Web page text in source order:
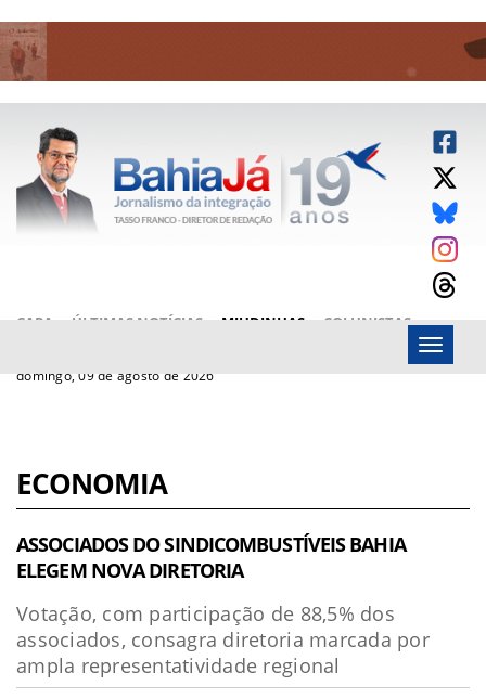
CAPA ÚLTIMAS NOTÍCIAS MIUDINHAS
COLUNISTAS
domingo, 09 de agosto de 2026
Menu
ECONOMIA
ASSOCIADOS DO SINDICOMBUSTÍVEIS BAHIA
ELEGEM NOVA DIRETORIA
Votação, com participação de 88,5% dos
associados, consagra diretoria marcada por
ampla representatividade regional